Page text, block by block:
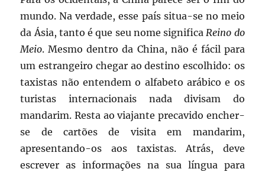
mundo. Na verdade, esse país situa-se no meio
da Ásia, tanto é que seu nome significaReino do
Meio. Mesmo dentro da China, não é fácil para
um estrangeiro chegar ao destino escolhido: os
taxistas não entendem o alfabeto arábico e os
turistas internacionais nada divisam do
mandarim. Resta ao viajante precavido encher-
se de cartões de visita em mandarim,
apresentando-os aos taxistas. Atrás, deve
escrever as informações na sua língua para